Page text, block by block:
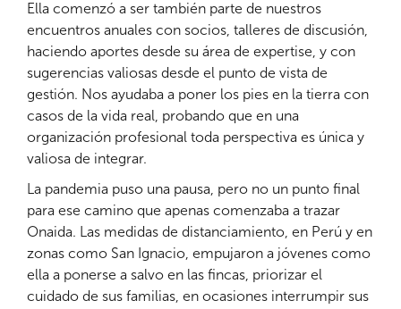
Ella comenzó a ser también parte de nuestros
encuentros anuales con socios, talleres de discusión,
haciendo aportes desde su área de expertise, y con
sugerencias valiosas desde el punto de vista de
gestión. Nos ayudaba a poner los pies en la tierra con
casos de la vida real, probando que en una
organización profesional toda perspectiva es única y
valiosa de integrar.
La pandemia puso una pausa, pero no un punto final
para ese camino que apenas comenzaba a trazar
Onaida. Las medidas de distanciamiento, en Perú y en
zonas como San Ignacio, empujaron a jóvenes como
ella a ponerse a salvo en las fincas, priorizar el
cuidado de sus familias, en ocasiones interrumpir sus